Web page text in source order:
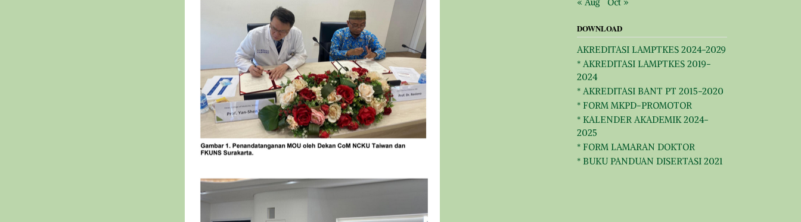
DOWNLOAD
AKREDITASI LAMPTKES 2024-2029
* AKREDITASI LAMPTKES 2019-
2024
* AKREDITASI BANT PT 2015-2020
* FORM MKPD-PROMOTOR
* KALENDER AKADEMIK 2024-
2025
* FORM LAMARAN DOKTOR
* BUKU PANDUAN DISERTASI 2021